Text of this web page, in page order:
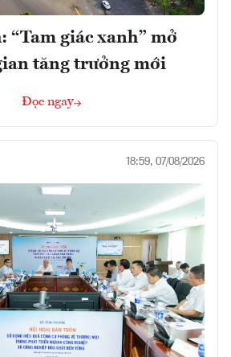
“Tam giác xanh” mở
tăng trưởng mới
Đọc ngay
18:59, 07/08/2026